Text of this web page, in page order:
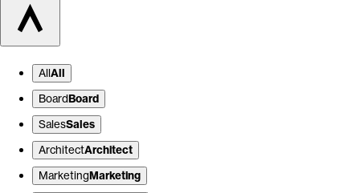
AllAll
BoardBoard
SalesSales
ArchitectArchitect
MarketingMarketing